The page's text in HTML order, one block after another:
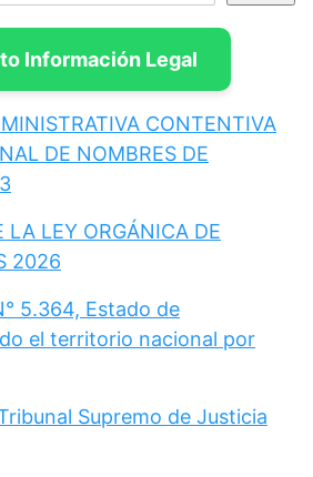
Información Legal
CONTENTIVA
DE NOMBRES DE
LA LEY ORGÁNICA DE
2026
5.364, Estado de
el territorio nacional por
Supremo de Justicia